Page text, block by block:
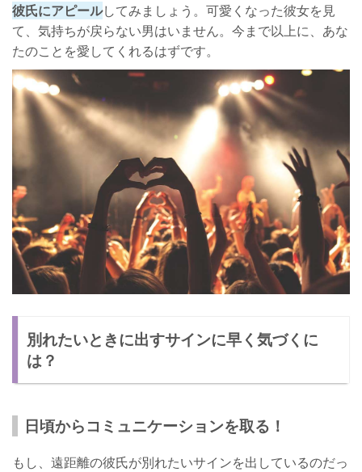
彼氏にアピールしてみましょう。可愛くなった彼女を見
て、気持ちが戻らない男はいません。今まで以上に、あな
たのことを愛してくれるはずです。
別れたいときに出すサインに早く気づくに
は？
日頃からコミュニケーションを取る！
もし、遠距離の彼氏が別れたいサインを出しているのだっ